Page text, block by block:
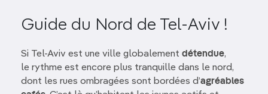
Guide du Nord de Tel-Aviv !
Si Tel-Aviv est une ville globalement détendue,
le rythme est encore plus tranquille dans le nord,
dont les rues ombragées sont bordées d’agréables